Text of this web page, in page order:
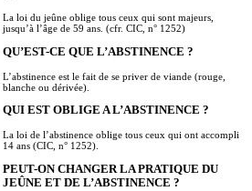
La loi du jeûne oblige tous ceux qui sont majeurs,
jusqu’à l’âge de 59 ans. (cfr. CIC, n° 1252)
QU’EST-CE QUE L’ABSTINENCE ?
L’abstinence est le fait de se priver de viande (rouge,
blanche ou dérivée).
QUI EST OBLIGE A L’ABSTINENCE ?
La loi de l’abstinence oblige tous ceux qui ont accompli
14 ans (CIC, n° 1252).
PEUT-ON CHANGER LA PRATIQUE DU
JEÛNE ET DE L’ABSTINENCE ?